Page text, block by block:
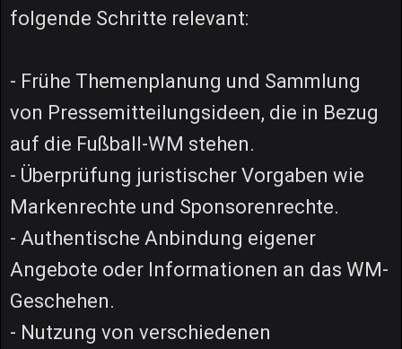
folgende Schritte relevant:
- Frühe Themenplanung und Sammlung
von Pressemitteilungsideen, die in Bezug
auf die Fußball-WM stehen.
- Überprüfung juristischer Vorgaben wie
Markenrechte und Sponsorenrechte.
- Authentische Anbindung eigener
Angebote oder Informationen an das WM-
Geschehen.
- Nutzung von verschiedenen